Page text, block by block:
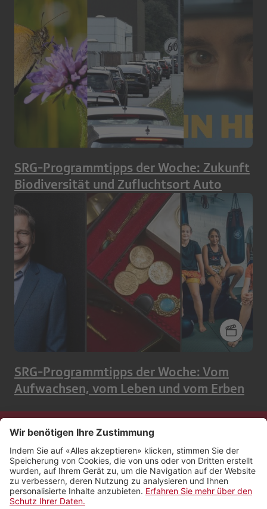
SRG-Programmtipps der Woche: Zukunft
Biodiversität und Zufluchtsort Auto
SRG-Programmtipps der Woche: Vom
Aufwachsen, vom Leben und vom Erben
Kontakt
Impressum
Rechtliches
Netiquette